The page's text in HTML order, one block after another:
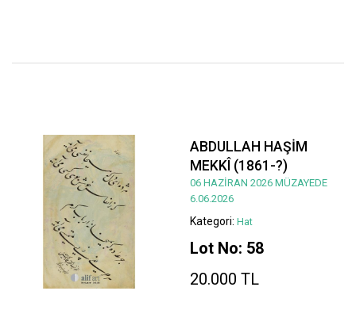
ABDULLAH HAŞİM
MEKKÎ (1861-?)
06 HAZİRAN 2026 MÜZAYEDE
6.06.2026
Kategori: Hat
Lot No: 58
20.000 TL